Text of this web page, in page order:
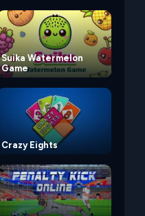
Suika Watermelon
Game
Crazy Eights